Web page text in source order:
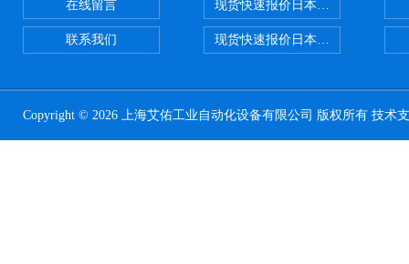
在线留言
联系我们
现货快速报价日本SMC 气动元件
现货快速报价日本SMC气动元件
Copyright © 2026 上海艾佑工业自动化设备有限公司 版权所有 技术